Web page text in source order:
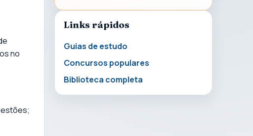
no
Links rápidos
Guias de estudo
Concursos populares
Biblioteca completa